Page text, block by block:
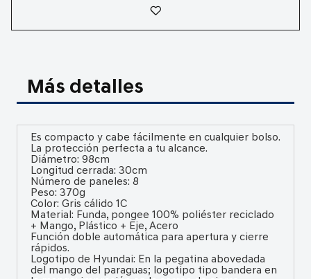
Más detalles
Es compacto y cabe fácilmente en cualquier bolso.
La protección perfecta a tu alcance.
Diámetro: 98cm
Longitud cerrada: 30cm
Número de paneles: 8
Peso: 370g
Color: Gris cálido 1C
Material: Funda, pongee 100% poliéster reciclado
+ Mango, Plástico + Eje, Acero
Función doble automática para apertura y cierre
rápidos.
Logotipo de Hyundai: En la pegatina abovedada
del mango del paraguas; logotipo tipo bandera en